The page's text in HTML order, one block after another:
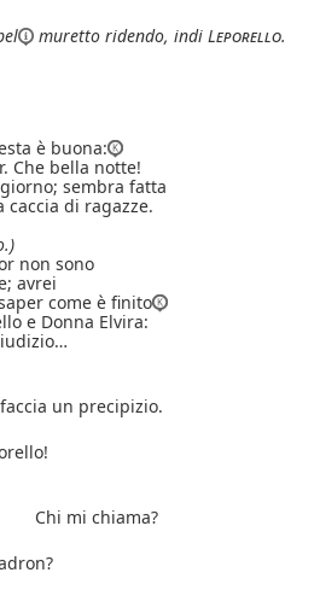
muretto ridendo, indi Leporello.
è buona:
Che bella notte!
sembra fatta
caccia di ragazze.
non sono
avrei
come è finito
e Donna Elvira:
un precipizio.
Chi mi chiama?